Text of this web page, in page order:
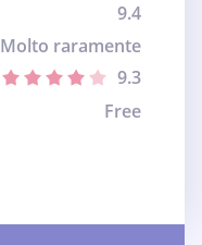
9.4
Molto raramente
9.3
Free